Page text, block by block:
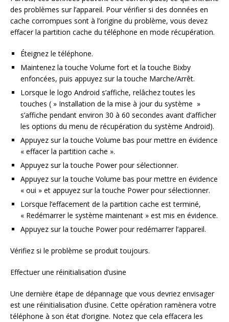
des problèmes sur l’appareil. Pour vérifier si des données en
cache corrompues sont à l’origine du problème, vous devez
effacer la partition cache du téléphone en mode récupération.
Éteignez le téléphone.
Maintenez la touche Volume fort et la touche Bixby
enfoncées, puis appuyez sur la touche Marche/Arrêt.
Lorsque le logo Android s’affiche, relâchez toutes les
touches ( » Installation de la mise à jour du système »
s’affiche pendant environ 30 à 60 secondes avant d’afficher
les options du menu de récupération du système Android).
Appuyez sur la touche Volume bas pour mettre en évidence
« effacer la partition cache ».
Appuyez sur la touche Power pour sélectionner.
Appuyez sur la touche Volume bas pour mettre en évidence
« oui » et appuyez sur la touche Power pour sélectionner.
Lorsque l’effacement de la partition cache est terminé,
« Redémarrer le système maintenant » est mis en évidence.
Appuyez sur la touche Power pour redémarrer l’appareil.
Vérifiez si le problème se produit toujours.
Effectuer une réinitialisation d’usine
Une dernière étape de dépannage que vous devriez envisager
est une réinitialisation d’usine. Cette opération ramènera votre
téléphone à son état d’origine. Notez que cela effacera les